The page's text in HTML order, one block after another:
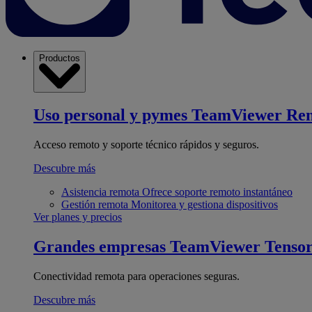
Productos
Uso personal y pymes TeamViewer
Acceso remoto y soporte técnico rápidos y seguros.
Descubre más
Asistencia remota Ofrece soporte remoto instantáneo
Gestión remota Monitorea y gestiona dispositivos
Ver planes y precios
Grandes empresas TeamViewer Tensor
Conectividad remota para operaciones seguras.
Descubre más